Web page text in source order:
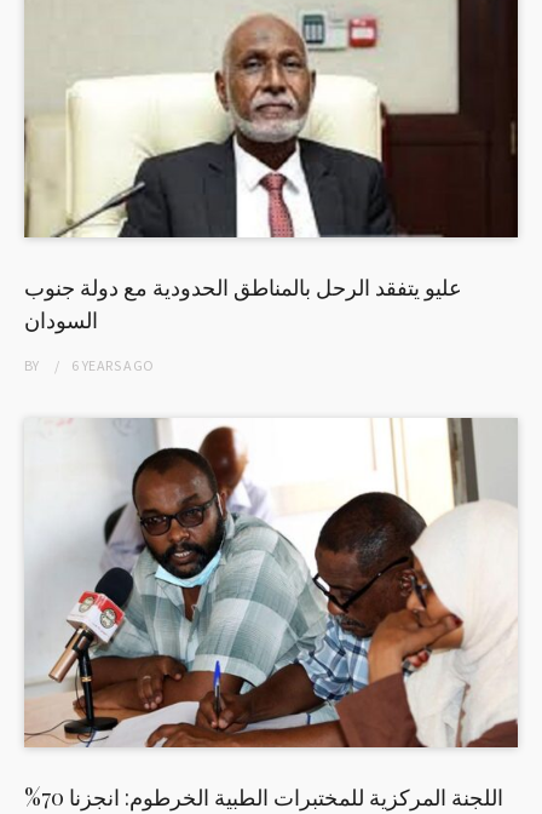
عليو يتفقد الرحل بالمناطق الحدودية مع دولة جنوب
السودان
BY 6 YEARSAGO
اللجنة المركزية للمختبرات الطبية الخرطوم: انجزنا 70%